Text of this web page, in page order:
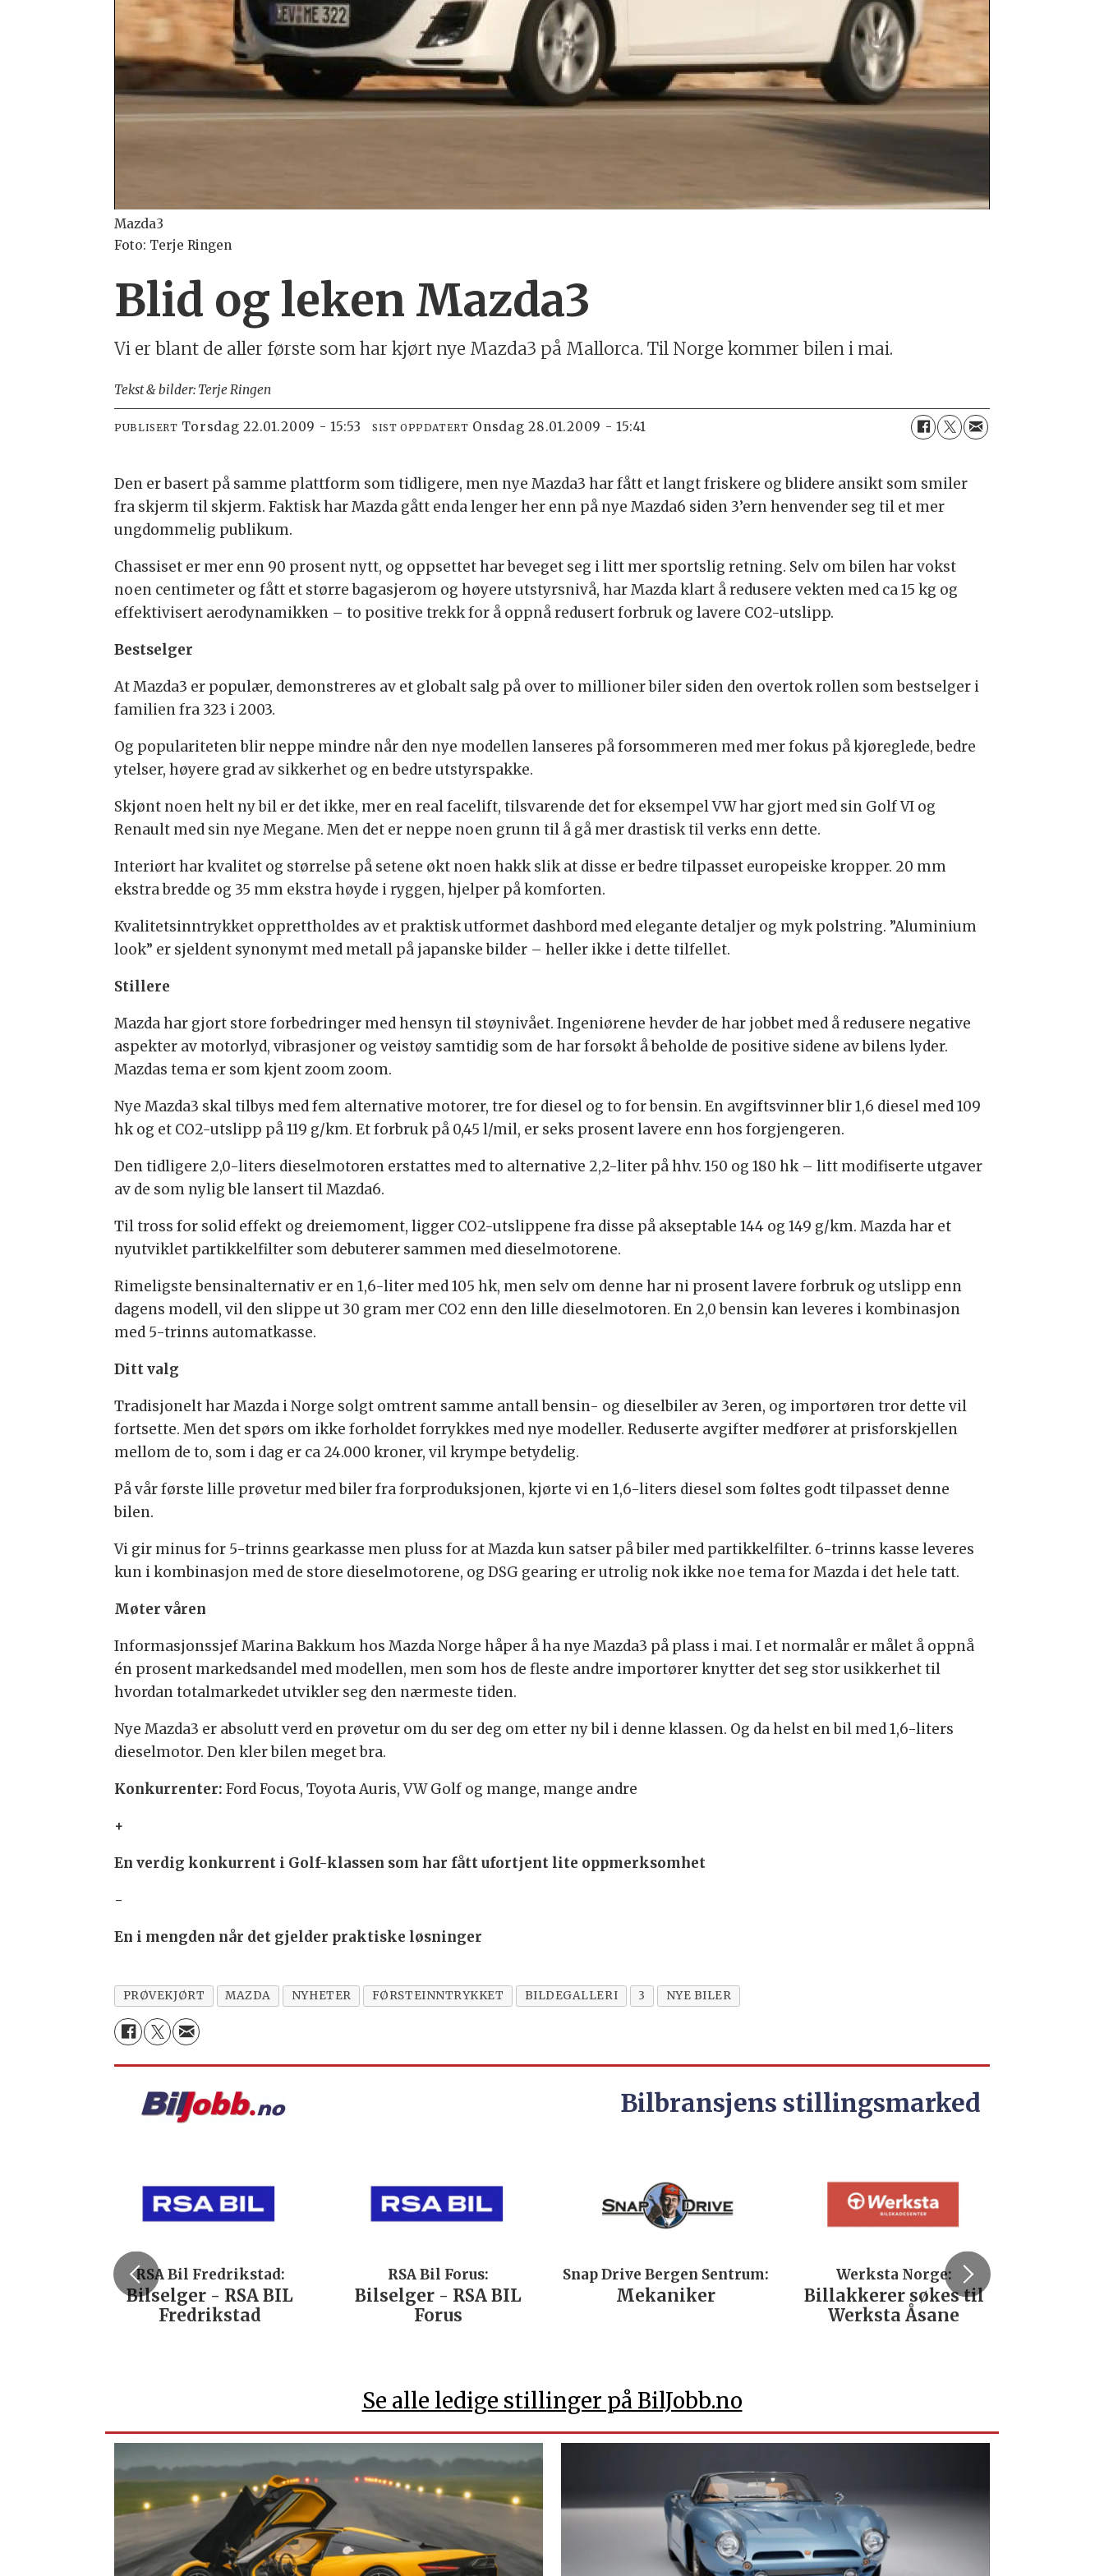
Mazda3
Foto: Terje Ringen
Blid og leken Mazda3
Vi er blant de aller første som har kjørt nye Mazda3 på Mallorca. Til Norge kommer bilen i mai.
Tekst & bilder: Terje Ringen
PUBLISERT torsdag 22.01.2009 - 15:53 SIST OPPDATERT onsdag 28.01.2009 - 15:41
Den er basert på samme plattform som tidligere, men nye Mazda3 har fått et langt friskere og blidere ansikt som smiler
fra skjerm til skjerm. Faktisk har Mazda gått enda lenger her enn på nye Mazda6 siden 3’ern henvender seg til et mer
ungdommelig publikum.
Chassiset er mer enn 90 prosent nytt, og oppsettet har beveget seg i litt mer sportslig retning. Selv om bilen har vokst
noen centimeter og fått et større bagasjerom og høyere utstyrsnivå, har Mazda klart å redusere vekten med ca 15 kg og
effektivisert aerodynamikken – to positive trekk for å oppnå redusert forbruk og lavere CO2-utslipp.
Bestselger
At Mazda3 er populær, demonstreres av et globalt salg på over to millioner biler siden den overtok rollen som bestselger i
familien fra 323 i 2003.
Og populariteten blir neppe mindre når den nye modellen lanseres på forsommeren med mer fokus på kjøreglede, bedre
ytelser, høyere grad av sikkerhet og en bedre utstyrspakke.
Skjønt noen helt ny bil er det ikke, mer en real facelift, tilsvarende det for eksempel VW har gjort med sin Golf VI og
Renault med sin nye Megane. Men det er neppe noen grunn til å gå mer drastisk til verks enn dette.
Interiørt har kvalitet og størrelse på setene økt noen hakk slik at disse er bedre tilpasset europeiske kropper. 20 mm
ekstra bredde og 35 mm ekstra høyde i ryggen, hjelper på komforten.
Kvalitetsinntrykket opprettholdes av et praktisk utformet dashbord med elegante detaljer og myk polstring. ”Aluminium
look” er sjeldent synonymt med metall på japanske bilder – heller ikke i dette tilfellet.
Stillere
Mazda har gjort store forbedringer med hensyn til støynivået. Ingeniørene hevder de har jobbet med å redusere negative
aspekter av motorlyd, vibrasjoner og veistøy samtidig som de har forsøkt å beholde de positive sidene av bilens lyder.
Mazdas tema er som kjent zoom zoom.
Nye Mazda3 skal tilbys med fem alternative motorer, tre for diesel og to for bensin. En avgiftsvinner blir 1,6 diesel med 109
hk og et CO2-utslipp på 119 g/km. Et forbruk på 0,45 l/mil, er seks prosent lavere enn hos forgjengeren.
Den tidligere 2,0-liters dieselmotoren erstattes med to alternative 2,2-liter på hhv. 150 og 180 hk – litt modifiserte utgaver
av de som nylig ble lansert til Mazda6.
Til tross for solid effekt og dreiemoment, ligger CO2-utslippene fra disse på akseptable 144 og 149 g/km. Mazda har et
nyutviklet partikkelfilter som debuterer sammen med dieselmotorene.
Rimeligste bensinalternativ er en 1,6-liter med 105 hk, men selv om denne har ni prosent lavere forbruk og utslipp enn
dagens modell, vil den slippe ut 30 gram mer CO2 enn den lille dieselmotoren. En 2,0 bensin kan leveres i kombinasjon
med 5-trinns automatkasse.
Ditt valg
Tradisjonelt har Mazda i Norge solgt omtrent samme antall bensin- og dieselbiler av 3eren, og importøren tror dette vil
fortsette. Men det spørs om ikke forholdet forrykkes med nye modeller. Reduserte avgifter medfører at prisforskjellen
mellom de to, som i dag er ca 24.000 kroner, vil krympe betydelig.
På vår første lille prøvetur med biler fra forproduksjonen, kjørte vi en 1,6-liters diesel som føltes godt tilpasset denne
bilen.
Vi gir minus for 5-trinns gearkasse men pluss for at Mazda kun satser på biler med partikkelfilter. 6-trinns kasse leveres
kun i kombinasjon med de store dieselmotorene, og DSG gearing er utrolig nok ikke noe tema for Mazda i det hele tatt.
Møter våren
Informasjonssjef Marina Bakkum hos Mazda Norge håper å ha nye Mazda3 på plass i mai. I et normalår er målet å oppnå
én prosent markedsandel med modellen, men som hos de fleste andre importører knytter det seg stor usikkerhet til
hvordan totalmarkedet utvikler seg den nærmeste tiden.
Nye Mazda3 er absolutt verd en prøvetur om du ser deg om etter ny bil i denne klassen. Og da helst en bil med 1,6-liters
dieselmotor. Den kler bilen meget bra.
Konkurrenter: Ford Focus, Toyota Auris, VW Golf og mange, mange andre
+
En verdig konkurrent i Golf-klassen som har fått ufortjent lite oppmerksomhet
-
En i mengden når det gjelder praktiske løsninger
PRØVEKJØRT MAZDA NYHETER FØRSTEINNTRYKKET BILDEGALLERI 3 NYE BILER
Bilbransjens stillingsmarked
RSA Bil Fredrikstad:
Bilselger - RSA BIL
Fredrikstad
RSA Bil Forus:
Bilselger - RSA BIL
Forus
Snap Drive Bergen Sentrum:
Mekaniker
Werksta Norge:
Billakkerer søkes til
Werksta Åsane
Se alle ledige stillinger på BilJobb.no